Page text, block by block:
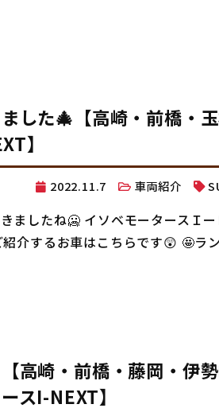
した🎄【高崎・前橋・
】
2022.11.7 車両紹介
ましたね🥶 イソベモータースＩ
紹介するお車はこちらです😲 🤩
高崎・前橋・藤岡・伊
スI-NEXT】